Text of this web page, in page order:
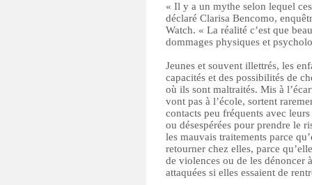
« Il y a un mythe selon lequel
déclaré Clarisa Bencomo,
Watch. « La réalité c’est que
dommages physiques et
Jeunes et souvent illettrés, les
capacités et des possibilités de
où ils sont maltraités. Mis à
vont pas à l’école, sortent
contacts peu fréquents avec
ou désespérées pour prendre le
les mauvais traitements parce
retourner chez elles, parce
de violences ou de les dénoncer
attaquées si elles essaient de